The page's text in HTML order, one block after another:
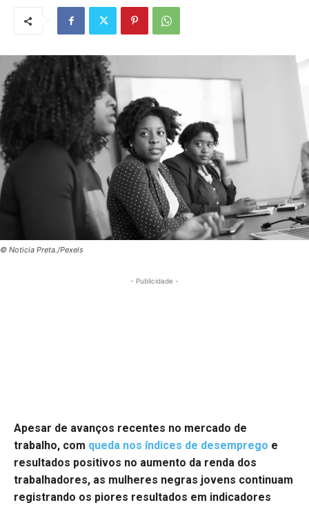
© Noticia Preta./Pexels
- Publicidade -
Apesar de avanços recentes no mercado de
trabalho, com queda nos índices de desemprego e
resultados positivos no aumento da renda dos
trabalhadores, as mulheres negras jovens continuam
registrando os piores resultados em indicadores